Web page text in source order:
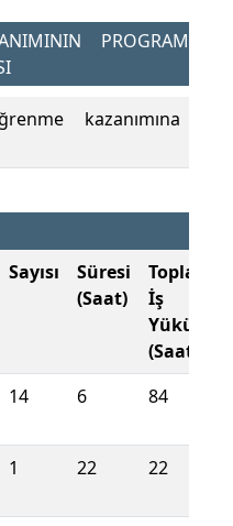
PROGRAM
kazanımına
Sayısı
Süresi
(Saat)
Toplam
İş
Yükü
(Saat)
14 6 84
1 22 22